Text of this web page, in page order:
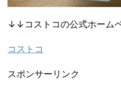
↓↓コストコの公式ホーム
コストコ
スポンサーリンク